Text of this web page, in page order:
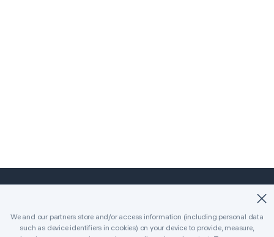
Home Classico Killer
We and our partners store and/or access information (including personal data
such as device identifiers in cookies) on your device to provide, measure,